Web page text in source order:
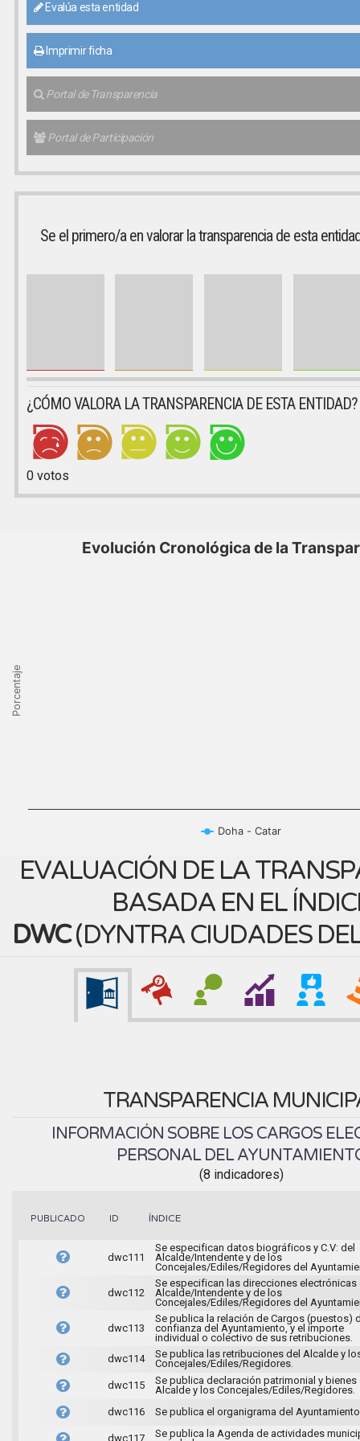
Evalúa esta entidad
Imprimir ficha
Portal de Transparencia
Portal de Participación
Se el primero/a en valorar la transparencia de esta
¿CÓMO VALORA LA TRANSPARENCIA DE ESTA ENTIDAD?
0votos
Porcentaje
Evolución Cronológica de la
Doha - Catar
EVALUACIÓN DE LA
BASADA EN EL
DWC(DYNTRA CIUDADES
TRANSPARENCIA
INFORMACIÓN SOBRE LOS CARGOS
PERSONAL DEL
(8 indicadores)
PUBLICADO ID ÍNDICE
dwc111
Se especifican datos biográficos y C.V: del
Alcalde/Intendente y de los
Concejales/Ediles/Regidores del
dwc112
Se especifican las direcciones electrónicas
Alcalde/Intendente y de los
Concejales/Ediles/Regidores del
dwc113
Se publica la relación de Cargos (puestos)
confianza del Ayuntamiento, y el importe
individual o colectivo de sus retribuciones.
dwc114
Se publica las retribuciones del Alcalde y
Concejales/Ediles/Regidores.
dwc115
Se publica declaración patrimonial y bienes
Alcalde y los Concejales/Ediles/Regidores.
dwc116
Se publica el organigrama del
dwc117
Se publica la Agenda de actividades